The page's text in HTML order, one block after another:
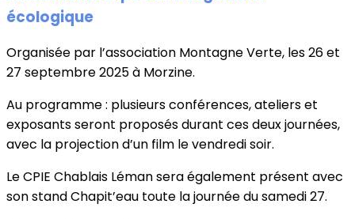
écologique
Organisée par l’association Montagne Verte, les 26 et
27 septembre 2025 à Morzine.
Au programme : plusieurs conférences, ateliers et
exposants seront proposés durant ces deux journées,
avec la projection d’un film le vendredi soir.
Le CPIE Chablais Léman sera également présent avec
son stand Chapit’eau toute la journée du samedi 27.